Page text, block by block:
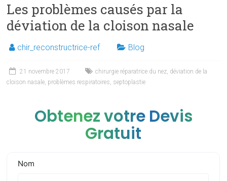
Les problèmes causés par la
déviation de la cloison nasale
chir_reconstructrice-ref Blog
21 novembre 2017 chirurgie réparatrice du nez, déviation de la
cloison nasale, problèmes respiratoires, septoplastie
Obtenez votre Devis
Gratuit